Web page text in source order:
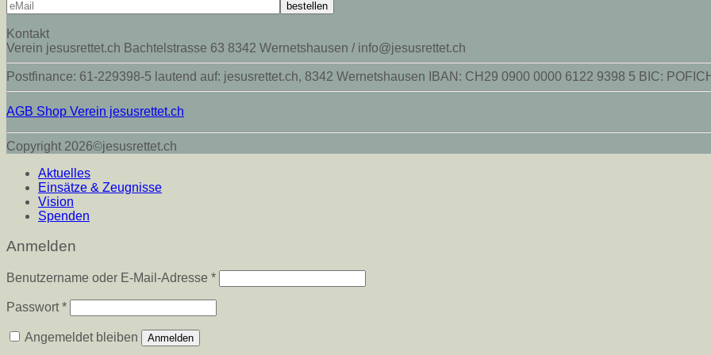
Kontakt
Verein jesusrettet.ch Bachtelstrasse 63 8342 Wernetshausen / info@jesusrettet.ch
Postfinance: 61-229398-5 lautend auf: jesusrettet.ch, 8342 Wernetshausen IBAN: CH29 0900 0000 6122 9398 5 BIC:
AGB Shop Verein jesusrettet.ch
Copyright 2026©jesusrettet.ch
Aktuelles
Einsätze & Zeugnisse
Vision
Spenden
Anmelden
Benutzername oder E-Mail-Adresse *Erforderlich
Passwort*Erforderlich
Angemeldet bleiben Anmelden